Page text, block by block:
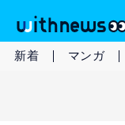
新着 マンガ